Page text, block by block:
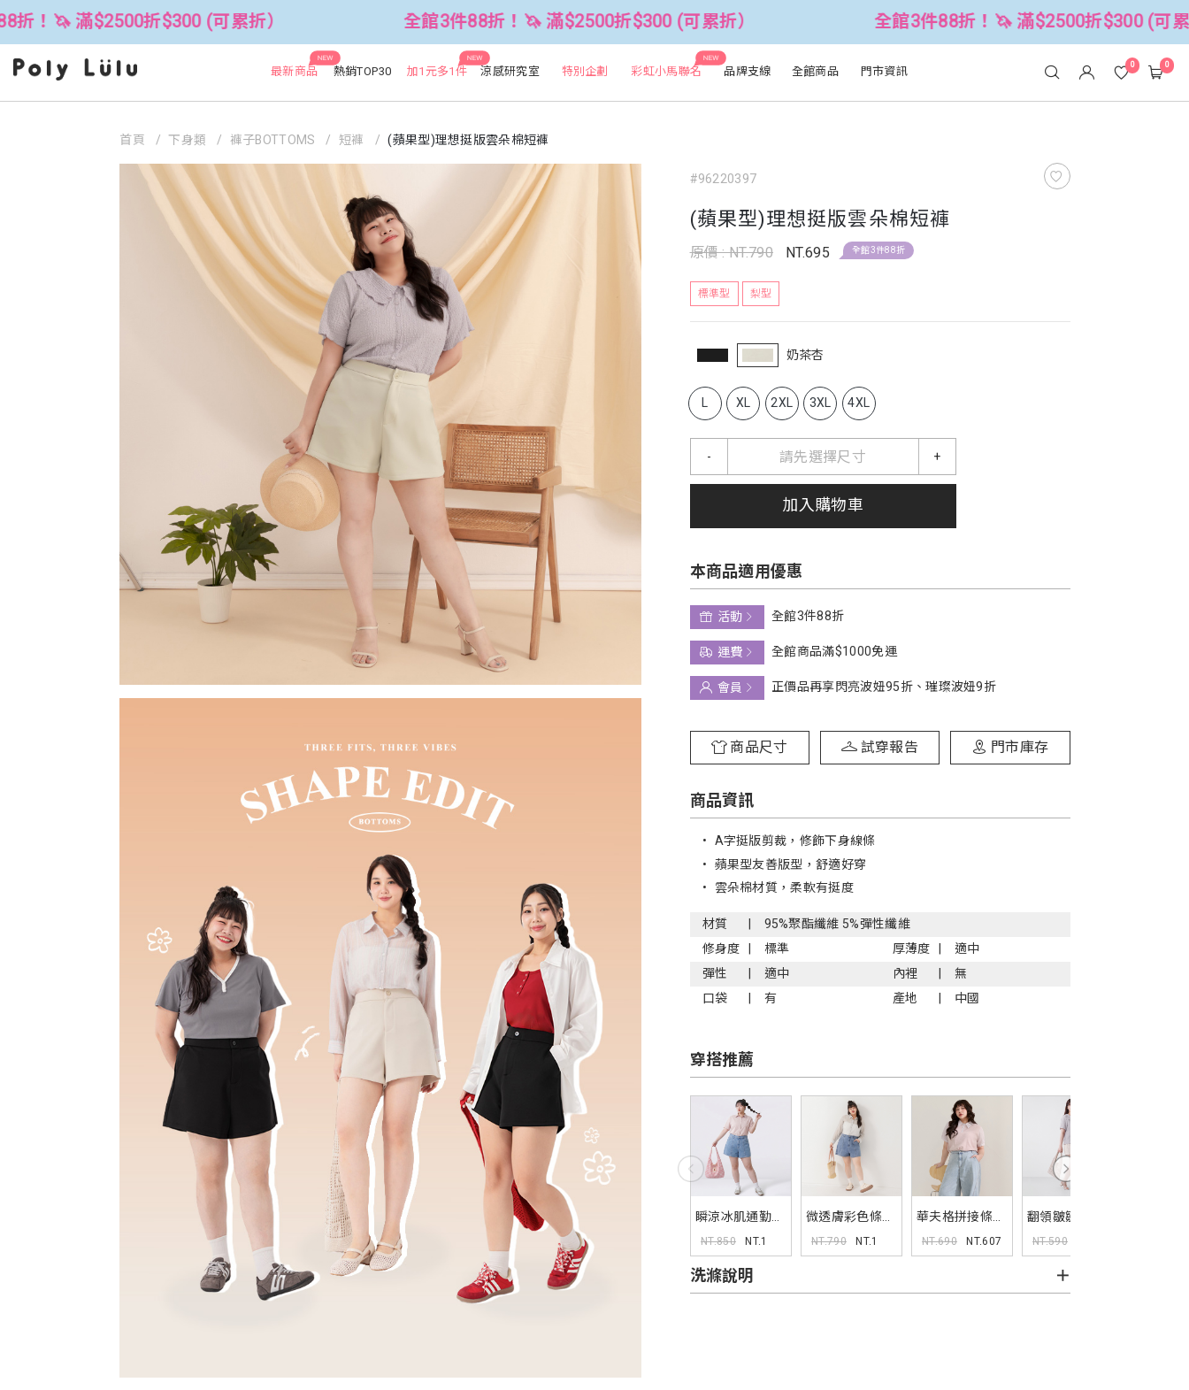
折$300 (可累折） 全館3件88折！🦄 滿$2500折$300 (可累折） 全館3件88折！🦄 滿$2500折$300 (可累折）
NEW
最新商品 熱銷TOP30
NEW
加1元多1件 涼感研究室 特別企劃
NEW
彩虹小馬聯名 品牌支線 全館商品 門市資訊 0 0
#96220397
(蘋果型)理想挺版雲朵棉短褲
原價 : NT.790 NT.695 全館3件88折
標準型 梨型
奶茶杏
L XL 2XL 3XL 4XL
請先選擇尺寸
- +
加入購物車
本商品適用優惠
活動
全館3件88折
運費
全館商品滿$1000免運
會員
正價品再享閃亮波妞95折、璀璨波妞9折
商品尺寸 試穿報告 門市庫存
商品資訊
• A字挺版剪裁，修飾下身線條
• 蘋果型友善版型，舒適好穿
• 雲朵棉材質，柔軟有挺度
材質
95%聚酯纖維 5%彈性纖維
修身度
標準 厚薄度
適中
彈性
適中 內裡
無
口袋
有 產地 中國
穿搭推薦
瞬涼冰肌通勤短
袖襯衫
NT.850 NT.1
微透膚彩色條紋
長袖襯衫
NT.790 NT.1
華夫格拼接條紋
假兩件上衣
NT.690 NT.607
翻領皺皺假排釦
短袖上衣
NT.590
洗滌說明
首頁 下身類 褲子BOTTOMS 短褲 (蘋果型)理想挺版雲朵棉短褲